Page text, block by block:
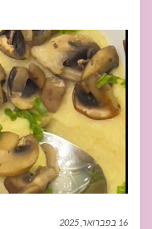
16 בפברואר, 2025